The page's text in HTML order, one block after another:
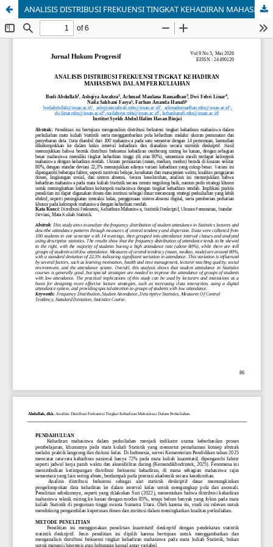
ANALISIS DISTRIBUSI FREKUENSI TINGKAT KEHADIRAN MAHASISWA DALAM PERKULIAHAN